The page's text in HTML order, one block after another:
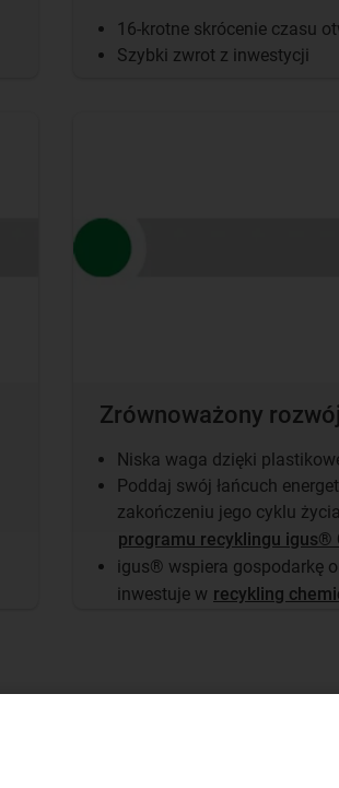
16-krotne skrócenie czasu
Szybki zwrot z inwestycji
Zrównoważony rozwój
Niska waga dzięki
Poddaj swój łańcuch
zakończeniu jego cyklu
programu recyklingu igus®
igus® wspiera gospodarkę
inwestuje w recykling